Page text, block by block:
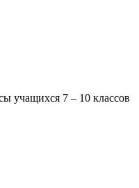
учащихся 7 – 10 классов